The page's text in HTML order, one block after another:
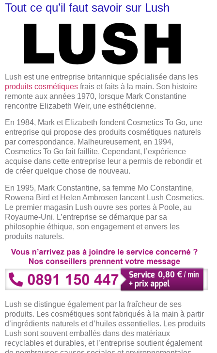
Tout ce qu’il faut savoir sur Lush
Lush est une entreprise britannique spécialisée dans les
produits cosmétiques frais et faits à la main. Son histoire
remonte aux années 1970, lorsque Mark Constantine
rencontre Elizabeth Weir, une esthéticienne.
En 1984, Mark et Elizabeth fondent Cosmetics To Go, une
entreprise qui propose des produits cosmétiques naturels
par correspondance. Malheureusement, en 1994,
Cosmetics To Go fait faillite. Cependant, l’expérience
acquise dans cette entreprise leur a permis de rebondir et
de créer quelque chose de nouveau.
En 1995, Mark Constantine, sa femme Mo Constantine,
Rowena Bird et Helen Ambrosen lancent Lush Cosmetics.
Le premier magasin Lush ouvre ses portes à Poole, au
Royaume-Uni. L’entreprise se démarque par sa
philosophie éthique, son engagement et envers les
produits naturels.
Lush se distingue également par la fraîcheur de ses
produits. Les cosmétiques sont fabriqués à la main à partir
d’ingrédients naturels et d’huiles essentielles. Les produits
Lush sont souvent emballés dans des matériaux
recyclables et durables, et l’entreprise soutient également